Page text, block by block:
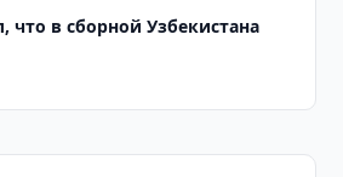
что в сборной Узбекистана